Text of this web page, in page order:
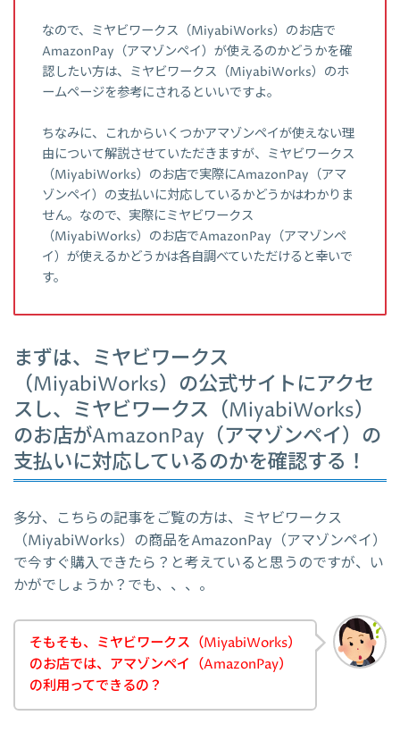
なので、ミヤビワークス（MiyabiWorks）のお店で
AmazonPay（アマゾンペイ）が使えるのかどうかを確
認したい方は、ミヤビワークス（MiyabiWorks）のホ
ームページを参考にされるといいですよ。
ちなみに、これからいくつかアマゾンペイが使えない理
由について解説させていただきますが、ミヤビワークス
（MiyabiWorks）のお店で実際にAmazonPay（アマ
ゾンペイ）の支払いに対応しているかどうかはわかりま
せん。なので、実際にミヤビワークス
（MiyabiWorks）のお店でAmazonPay（アマゾンペ
イ）が使えるかどうかは各自調べていただけると幸いで
す。
まずは、ミヤビワークス
（MiyabiWorks）の公式サイトにアクセ
スし、ミヤビワークス（MiyabiWorks）
のお店がAmazonPay（アマゾンペイ）の
支払いに対応しているのかを確認する！
多分、こちらの記事をご覧の方は、ミヤビワークス
（MiyabiWorks）の商品をAmazonPay（アマゾンペイ）
で今すぐ購入できたら？と考えていると思うのですが、い
かがでしょうか？でも、、、。
そもそも、ミヤビワークス（MiyabiWorks）
のお店では、アマゾンペイ（AmazonPay）
の利用ってできるの？